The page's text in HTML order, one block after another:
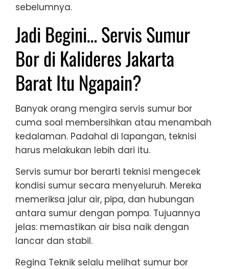
sebelumnya.
Jadi Begini… Servis Sumur
Bor di Kalideres Jakarta
Barat Itu Ngapain?
Banyak orang mengira servis sumur bor
cuma soal membersihkan atau menambah
kedalaman. Padahal di lapangan, teknisi
harus melakukan lebih dari itu.
Servis sumur bor berarti teknisi mengecek
kondisi sumur secara menyeluruh. Mereka
memeriksa jalur air, pipa, dan hubungan
antara sumur dengan pompa. Tujuannya
jelas: memastikan air bisa naik dengan
lancar dan stabil.
Regina Teknik selalu melihat sumur bor